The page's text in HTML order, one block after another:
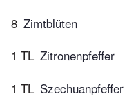
8 Zimtblüten
1 TL Zitronenpfeffer
1 TL Szechuanpfeffer